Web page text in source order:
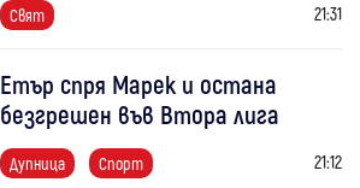
Свят 21:31
Етър спря Марек и остана
безгрешен във Втора лига
Дупница Спорт 21:12